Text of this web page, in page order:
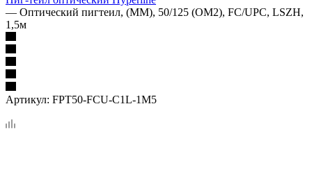
— Оптический пигтеил, (MM), 50/125 (OM2), FC/UPC, LSZH,
1,5м
Артикул: FPT50-FCU-C1L-1M5